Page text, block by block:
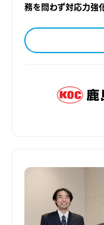
務を問わず対応力強